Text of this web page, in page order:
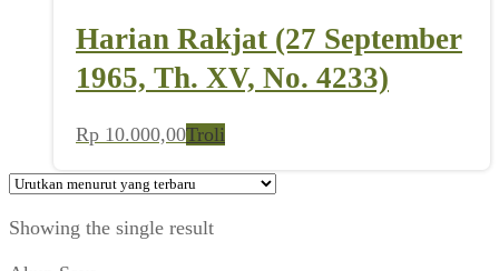
Harian Rakjat (27 September
1965, Th. XV, No. 4233)
Rp 10.000,00Troli
Showing the single result